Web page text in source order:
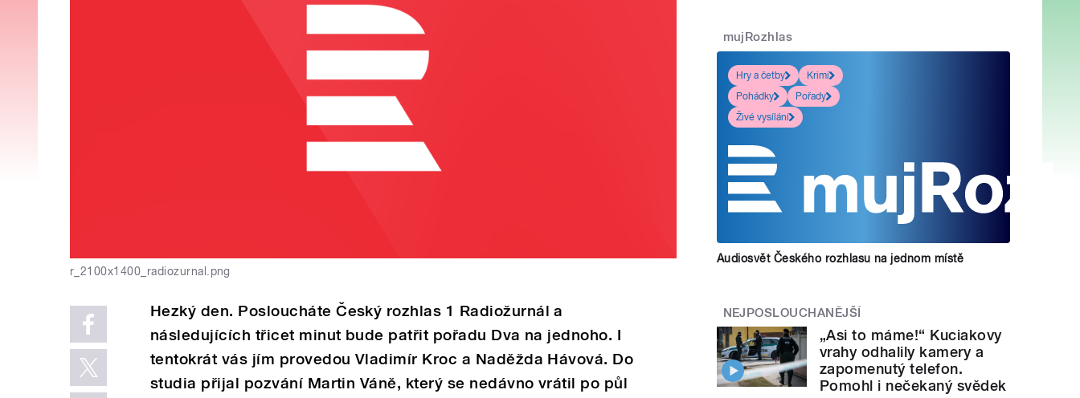
r_2100x1400_radiozurnal.png
Hezký den. Posloucháte Český rozhlas 1 Radiožurnál a
následujících třicet minut bude patřit pořadu Dva na jednoho. I
tentokrát vás jím provedou Vladimír Kroc a Naděžda Hávová. Do
studia přijal pozvání Martin Váně, který se nedávno vrátil po půl
mujRozhlas
Hry a četby
Krimi
Pohádky
Pořady
Živé vysílání
Audiosvět Českého rozhlasu na jednom místě
NEJPOSLOUCHANĚJŠÍ
„Asi to máme!“ Kuciakovy
vrahy odhalily kamery a
zapomenutý telefon.
Pomohl i nečekaný svědek